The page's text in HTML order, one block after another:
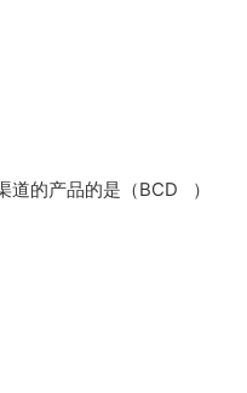
道的产品的是（BCD ）